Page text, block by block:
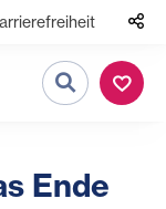
Suche
Ende